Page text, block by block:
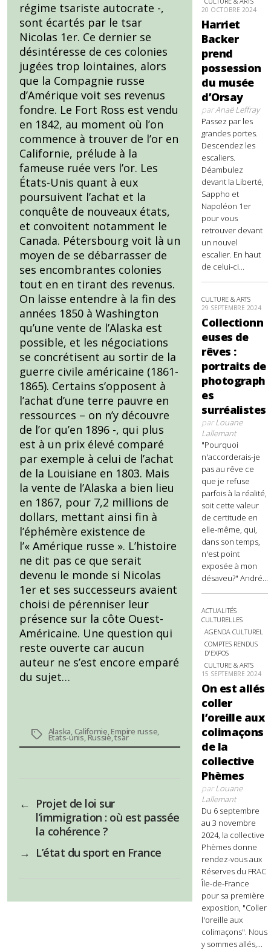
régime tsariste autocrate -,
sont écartés par le tsar
Nicolas 1er. Ce dernier se
désintéresse de ces colonies
jugées trop lointaines, alors
que la Compagnie russe
d’Amérique voit ses revenus
fondre. Le Fort Ross est vendu
en 1842, au moment où l’on
commence à trouver de l’or en
Californie, prélude à la
fameuse ruée vers l’or. Les
États-Unis quant à eux
poursuivent l’achat et la
conquête de nouveaux états,
et convoitent notamment le
Canada. Pétersbourg voit là un
moyen de se débarrasser de
ses encombrantes colonies
tout en en tirant des revenus.
On laisse entendre à la fin des
années 1850 à Washington
qu’une vente de l’Alaska est
possible, et les négociations
se concrétisent au sortir de la
guerre civile américaine (1861-
1865). Certains s’opposent à
l’achat d’une terre pauvre en
ressources – on n’y découvre
de l’or qu’en 1896 -, qui plus
est à un prix élevé comparé
par exemple à celui de l’achat
de la Louisiane en 1803. Mais
la vente de l’Alaska a bien lieu
en 1867, pour 7,2 millions de
dollars, mettant ainsi fin à
l’éphémère existence de
l’« Amérique russe ». L’histoire
ne dit pas ce que serait
devenu le monde si Nicolas
1er et ses successeurs avaient
choisi de pérenniser leur
présence sur la côte Ouest-
Américaine. Une question qui
reste ouverte car aucun
auteur ne s’est encore emparé
du sujet…
Étiquettes
Alaska,Californie,Empire russe,
Etats-unis,Russie,tsar
← Projet de loi sur
l’immigration : où est passée
la cohérence ?
→ L’état du sport en France
20 OCTOBRE 2024
Harriet
Backer
prend
possession
du musée
d’Orsay
parAnaë Leffray
Passez par les
grandes portes.
Descendez les
escaliers.
Déambulez
devant la Liberté,
Sappho et
Napoléon 1er
pour vous
retrouver devant
un nouvel
escalier. En haut
de celui-ci...
CULTURE & ARTS
29 SEPTEMBRE 2024
Collectionn
euses de
rêves :
portraits de
photograph
es
surréalistes
parLouane
Lallemant
"Pourquoi
n'accorderais-je
pas au rêve ce
que je refuse
parfois à la réalité,
soit cette valeur
de certitude en
elle-même, qui,
dans son temps,
n'est point
exposée à mon
désaveu?" André...
ACTUALITÉS
CULTURELLES
AGENDA CULTUREL
COMPTES RENDUS
D'EXPOS
CULTURE & ARTS
15 SEPTEMBRE 2024
On est allés
coller
l’oreille aux
colimaçons
de la
collective
Phèmes
parLouane
Lallemant
Du 6 septembre
au 3 novembre
2024, la collective
Phèmes donne
rendez-vous aux
Réserves du FRAC
Île-de-France
pour sa première
exposition, "Coller
l'oreille aux
colimaçons". Nous
y sommes allés,...